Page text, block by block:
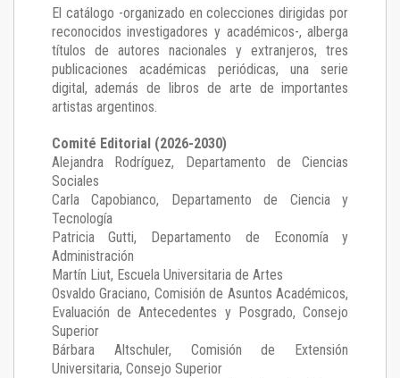
El catálogo -organizado en colecciones dirigidas por
reconocidos investigadores y académicos-, alberga
títulos de autores nacionales y extranjeros, tres
publicaciones académicas periódicas, una serie
digital, además de libros de arte de importantes
artistas argentinos.
Comité Editorial (2026-2030)
Alejandra Rodríguez, Departamento de Ciencias
Sociales
Carla Capobianco, Departamento de Ciencia y
Tecnología
Patricia Gutti, Departamento de Economía y
Administración
Martín Liut, Escuela Universitaria de Artes
Osvaldo Graciano, Comisión de Asuntos Académicos,
Evaluación de Antecedentes y Posgrado, Consejo
Superior
Bárbara Altschuler, Comisión de Extensión
Universitaria, Consejo Superior